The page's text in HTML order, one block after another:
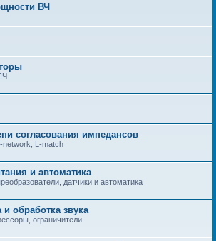
ВЧ
согласования импедансов
L-match
и автоматика
датчики и автоматика
и обработка звука
ограничители